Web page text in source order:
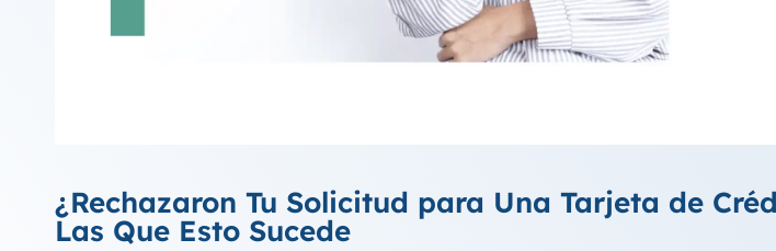
¿Rechazaron Tu Solicitud para Una Tarjeta de
Las Que Esto Sucede